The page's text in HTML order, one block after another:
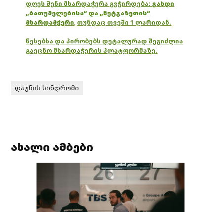
დღეს შენი მხარდაჭერა გვჭირდება: გახდი
„ბათუმელებისა“ და „ნეტგაზეთის“
მხარდამჭერი, თუნდაც თვეში 1 ლარიდან.
წესებსა და პირობებს დეტალურად შეგიძლია
გაეცნო მხარდაჭერის პლატფორმაზე.
დაუნის სინდრომი
ახალი ამბები